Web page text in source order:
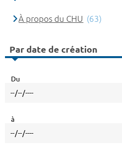
À propos du CHU (63)
Par date de création
Du
à